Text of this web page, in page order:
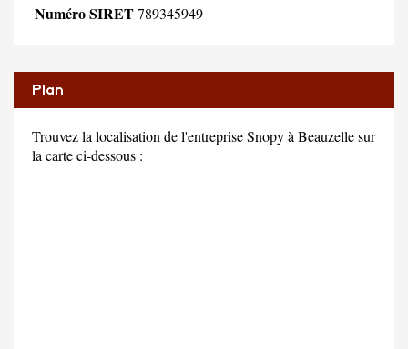
Numéro SIRET789345949
Plan
Trouvez la localisation de l'entreprise Snopy à Beauzelle sur
la carte ci-dessous :